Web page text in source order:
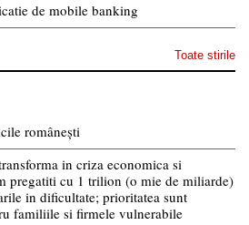
de mobile banking
Toate stirile
românești
in criza economica si
pregatiti cu 1 trilion (o mie de miliarde)
in dificultate; prioritatea sunt
familiile si firmele vulnerabile